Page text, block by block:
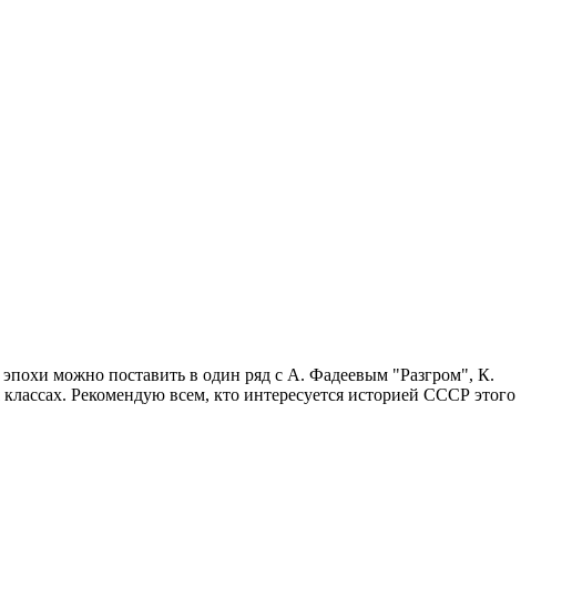
можно поставить в один ряд с А. Фадеевым "Разгром", К.
Рекомендую всем, кто интересуется историей СССР этого